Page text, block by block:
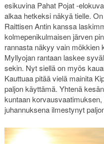
esikuvina Pahat Pojat -
alkaa hetkeksi näkyä tielle.
Raittisen Antin kanssa
kolmepenikulmaisen järven
rannasta näkyy vain mökkien
Myllyojan rantaan laskee
sekin. Nyt siellä on myös
Kauttuaa pitää vielä mainita
paljon käyttämä. Yhtenä
kuntaan
juhannuksena ilmestynyt